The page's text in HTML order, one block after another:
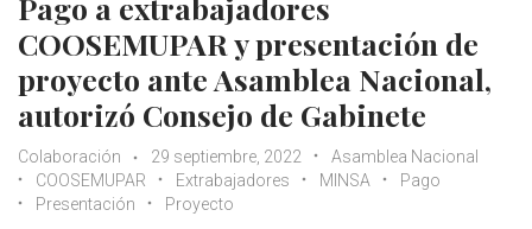
COOSEMUPAR y presentación de
proyecto ante Asamblea Nacional,
autorizó Consejo de Gabinete
Colaboración 29 septiembre, 2022
Asamblea Nacional
COOSEMUPAR
Extrabajadores MINSA
Pago
Presentación
Proyecto